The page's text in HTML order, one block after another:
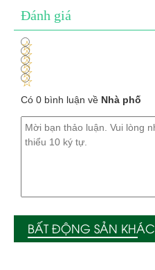
Đánh giá
1
2
3
4
5
Có 0 bình luận về Nhà phố
BẤT ĐỘNG SẢN KHÁC